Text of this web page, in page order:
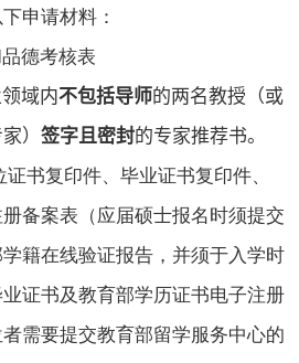
申请材料：
德考核表
域内不包括导师的两名教授（或
） 签字且 密封的专家推荐书。
书复印件、毕业证书复印件、
备案表（应届硕士报名时须提交
籍在线验证报告，并须于入学时
证书及教育部学历证书电子注册
需要提交教育部留学服务中心的